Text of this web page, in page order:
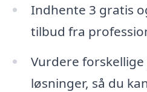
Indhente 3 gratis
tilbud fra
Vurdere
løsninger, så du